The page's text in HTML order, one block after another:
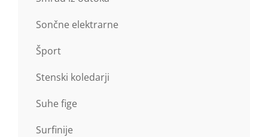
Sončne elektrarne
Šport
Stenski koledarji
Suhe fige
Surfinije